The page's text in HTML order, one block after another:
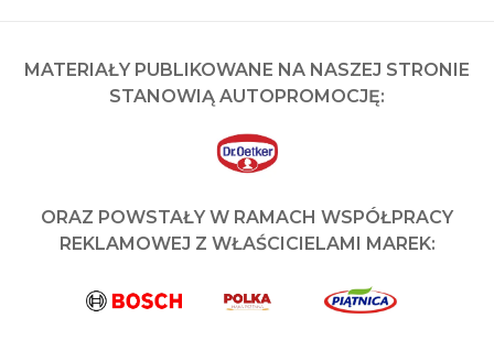
MATERIAŁY PUBLIKOWANE NA NASZEJ STRONIE
STANOWIĄ AUTOPROMOCJĘ:
ORAZ POWSTAŁY W RAMACH WSPÓŁPRACY
REKLAMOWEJ Z WŁAŚCICIELAMI MAREK: